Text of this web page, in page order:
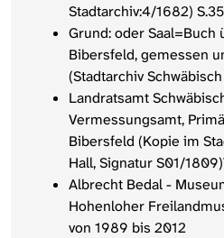
Stadtarchiv:4/1682) S.35
Grund: oder Saal=Buch
Bibersfeld, gemessen
(Stadtarchiv
Landratsamt
Vermessungsamt,
Bibersfeld (Kopie im
Hall, Signatur S01/
Albrecht Bedal -
Hohenloher
von 1989 bis 2012